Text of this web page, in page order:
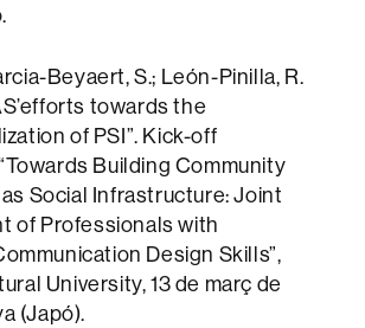
Beyaert, S.; León-Pinilla, R.
towards the
of PSI”. Kick-off
Building Community
Social Infrastructure: Joint
of Professionals with
Design Skills”,
University, 13 de març de
(Japó).